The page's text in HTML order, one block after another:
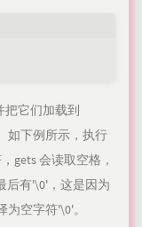
把它们加载到
如下例所示，执行
gets 会读取空格，
后有'\0'，这是因为
空字符'\0'。